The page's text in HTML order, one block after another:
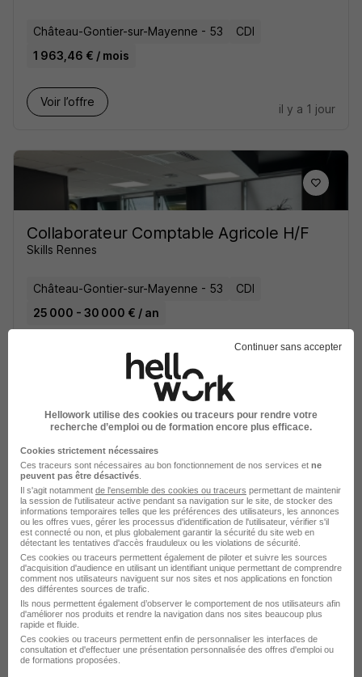
Château-Gontier-sur-Mayenne - 53
CDI
1 963,46 € / mois
Voir l’offre
il y a 1 jour
Collaborateur Comptable Agricole H/F
Skills Rennes
Château-Gontier-sur-Mayenne - 53
CDI
25 000 - 30 000 € / an
Conseiller Client Après-Vente
Automobile H/F
Volkswagen
Château-Gontier-sur-Mayenne - 53 CDI
Voir l’offre
il y a 2 jours
Continuer sans accepter
Hellowork utilise des cookies ou traceurs pour rendre votre
recherche d’emploi ou de formation encore plus efficace.
Cookies strictement nécessaires
Ces traceurs sont nécessaires au bon fonctionnement de nos services et ne
peuvent pas être désactivés
Il s'agit notamment de l'ensemble des cookies ou traceurs permettant de maintenir
la session de l'utilisateur active pendant sa navigation sur le site, de stocker des
informations temporaires telles que les préférences des utilisateurs, les annonces
ou les offres vues, gérer les processus d'identification de l'utilisateur, vérifier s'il
est connecté ou non, et plus globalement garantir la sécurité du site web en
détectant les tentatives d'accès frauduleux ou les violations de sécurité.
Ces cookies ou traceurs permettent également de piloter et suivre les sources
d'acquisition d'audience en utilisant un identifiant unique permettant de comprendre
comment nos utilisateurs naviguent sur nos sites et nos applications en fonction
des différentes sources de trafic.
Ils nous permettent également d’observer le comportement de nos utilisateurs afin
d'améliorer nos produits et rendre la navigation dans nos sites beaucoup plus
rapide et fluide.
Ces cookies ou traceurs permettent enfin de personnaliser les interfaces de
consultation et d'effectuer une présentation personnalisée des offres d'emploi ou
de formations proposées.